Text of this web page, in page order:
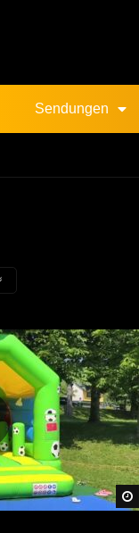
Sendungen